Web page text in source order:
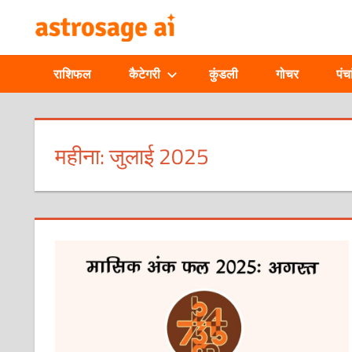
content
JOURNAL
–
ASTROSAGE
MAGAZINE
राशिफल कैटेगरी कुंडली गोचर
महीना:जुलाई 2025